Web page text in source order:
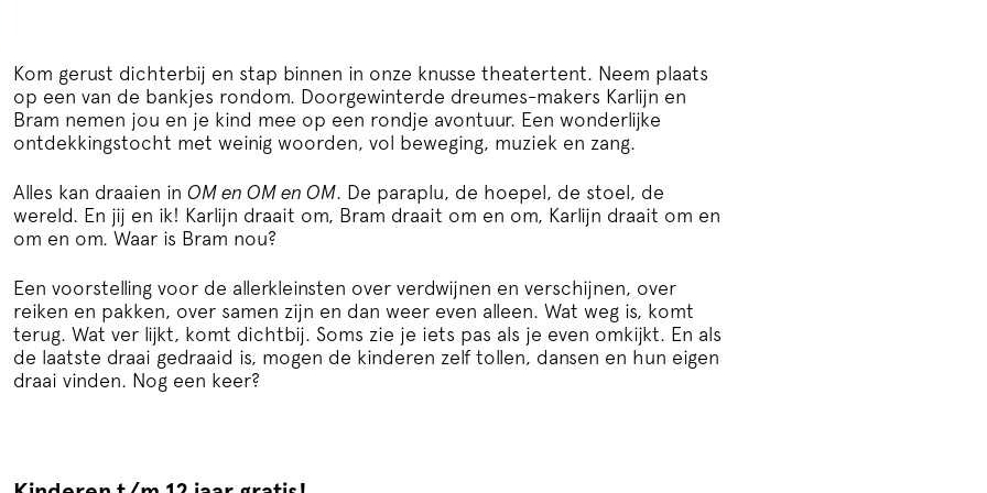
Kom gerust dichterbij en stap binnen in onze knusse theatertent. Neem plaats
op een van de bankjes rondom. Doorgewinterde dreumes-makers Karlijn en
Bram nemen jou en je kind mee op een rondje avontuur. Een wonderlijke
ontdekkingstocht met weinig woorden, vol beweging, muziek en zang.
Alles kan draaien in OM en OM en OM. De paraplu, de hoepel, de stoel, de
wereld. En jij en ik! Karlijn draait om, Bram draait om en om, Karlijn draait om en
om en om. Waar is Bram nou?
Een voorstelling voor de allerkleinsten over verdwijnen en verschijnen, over
reiken en pakken, over samen zijn en dan weer even alleen. Wat weg is, komt
terug. Wat ver lijkt, komt dichtbij. Soms zie je iets pas als je even omkijkt. En als
de laatste draai gedraaid is, mogen de kinderen zelf tollen, dansen en hun eigen
draai vinden. Nog een keer?